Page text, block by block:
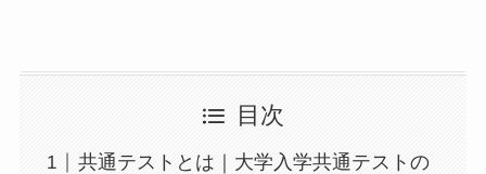
目次
共通テストとは｜大学入学共通テストの